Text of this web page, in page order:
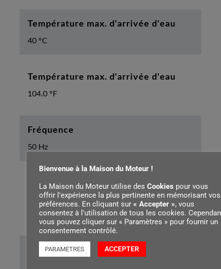
Température max. d'arrivée d'eau
40 °C
Température max. d'arrivée d'eau
104.0 °F
Fréquence
50 Hz
Longueur du tuyau flexible haute
pression
9 m
Longueur du câble
Bienvenue à la Maison du Moteur !
La Maison du Moteur utilise des Cookies pour vous
offrir l'expérience la plus pertinente en mémorisant vos
préférences. En cliquant sur « Accepter », vous
consentez à l'utilisation de tous les cookies.
vous pouvez cliquer sur « Paramètres » pour fournir un
consentement contrôlé.
PARAMETRES ACCEPTER